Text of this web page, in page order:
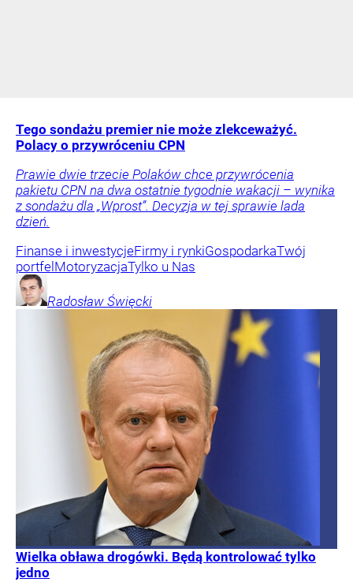
Tego sondażu premier nie może zlekceważyć.
Polacy o przywróceniu CPN
Prawie dwie trzecie Polaków chce przywrócenia
pakietu CPN na dwa ostatnie tygodnie wakacji – wynika
z sondażu dla „Wprost”. Decyzja w tej sprawie lada
dzień.
Finanse i inwestycjeFirmy i rynkiGospodarkaTwój
portfel MotoryzacjaTylko u Nas
Radosław Święcki
Wielka obława drogówki. Będą kontrolować tylko
jedno